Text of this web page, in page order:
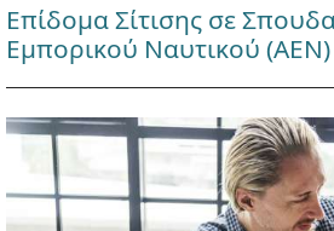
Επίδομα Σίτισης σε
Εμπορικού Ναυτικού (ΑΕΝ)